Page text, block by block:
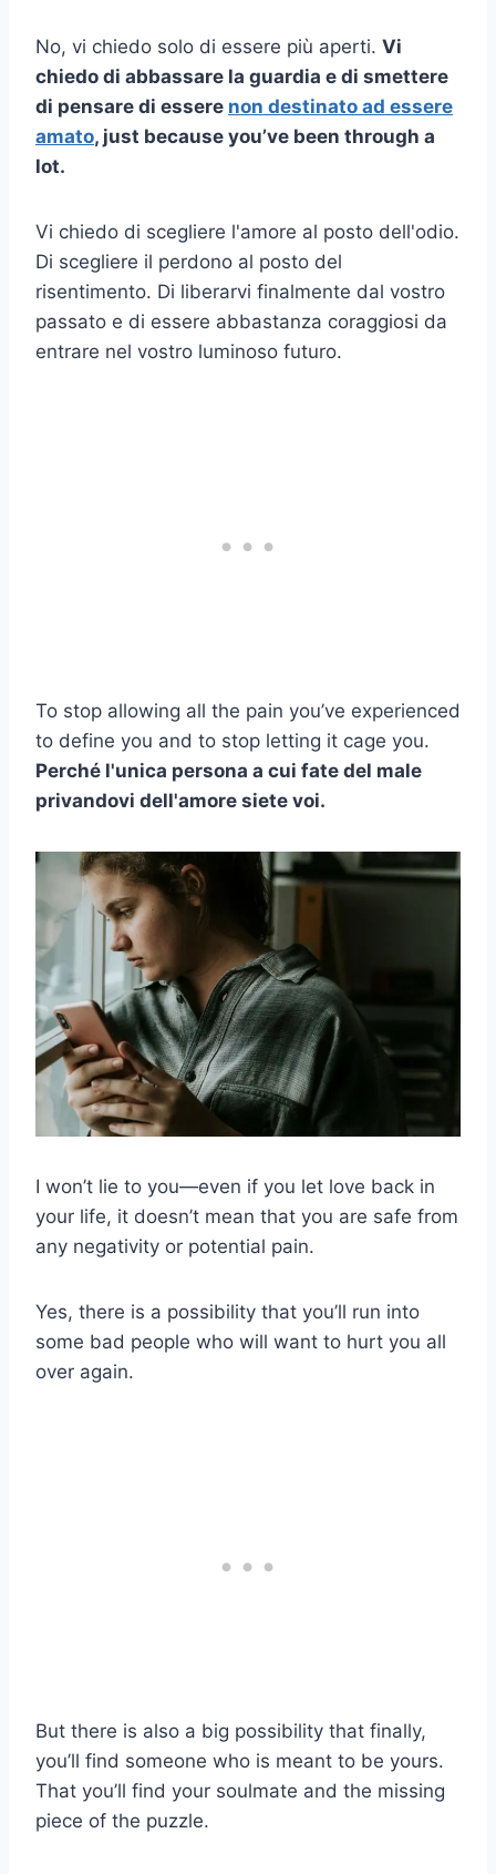
No, vi chiedo solo di essere più aperti. Vi
chiedo di abbassare la guardia e di smettere
di pensare di essere non destinato ad essere
amato, just because you’ve been through a
lot.
Vi chiedo di scegliere l'amore al posto dell'odio.
Di scegliere il perdono al posto del
risentimento. Di liberarvi finalmente dal vostro
passato e di essere abbastanza coraggiosi da
entrare nel vostro luminoso futuro.
To stop allowing all the pain you’ve experienced
to define you and to stop letting it cage you.
Perché l'unica persona a cui fate del male
privandovi dell'amore siete voi.
I won’t lie to you—even if you let love back in
your life, it doesn’t mean that you are safe from
any negativity or potential pain.
Yes, there is a possibility that you’ll run into
some bad people who will want to hurt you all
over again.
But there is also a big possibility that finally,
you’ll find someone who is meant to be yours.
That you’ll find your soulmate and the missing
piece of the puzzle.